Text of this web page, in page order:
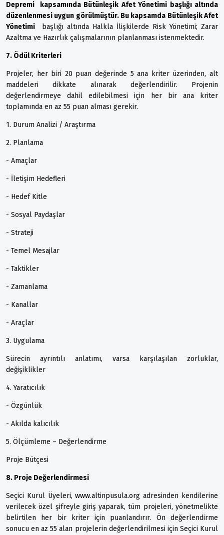
Depremi kapsamında Bütünleşik Afet Yönetimi başlığı altında
düzenlenmesi uygun görülmüştür. Bu kapsamda Bütünleşik Afet
Yönetimi başlığı altında Halkla İlişkilerde Risk Yönetimi; Zarar
Azaltma ve Hazırlık çalışmalarının planlanması istenmektedir.
7. Ödül Kriterleri
Projeler, her biri 20 puan değerinde 5 ana kriter üzerinden, alt
maddeleri dikkate alınarak değerlendirilir. Projenin
değerlendirmeye dahil edilebilmesi için her bir ana kriter
toplamında en az 55 puan alması gerekir.
1. Durum Analizi / Araştırma
2. Planlama
- Amaçlar
- İletişim Hedefleri
- Hedef Kitle
- Sosyal Paydaşlar
- Strateji
- Temel Mesajlar
- Taktikler
- Zamanlama
- Kanallar
- Araçlar
3. Uygulama
Sürecin ayrıntılı anlatımı, varsa karşılaşılan zorluklar,
değişiklikler
4. Yaratıcılık
- Özgünlük
- Akılda kalıcılık
5. Ölçümleme – Değerlendirme
Proje Bütçesi
8. Proje Değerlendirmesi
Seçici Kurul Üyeleri, www.altinpusula.org adresinden kendilerine
verilecek özel şifreyle giriş yaparak, tüm projeleri, yönetmelikte
belirtilen her bir kriter için puanlandırır. Ön değerlendirme
sonucu en az 55 alan projelerin değerlendirilmesi için Seçici Kurul